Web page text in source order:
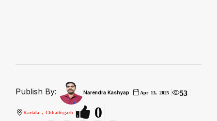
Publish By: Narendra Kashyap Apr 13, 2025 53
Kartala , Chhattisgarh 0